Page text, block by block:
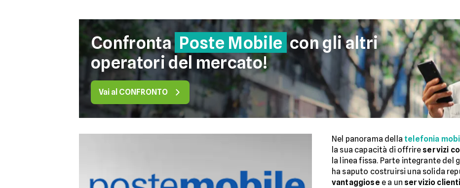
Confronta Poste Mobile con gli altri
operatori del mercato!
Vai al CONFRONTO
Nel panorama della telefonia
la sua capacità di offrire servizi
la linea fissa. Parte integrante del
ha saputo costruirsi una solida
vantaggiose e a un servizio